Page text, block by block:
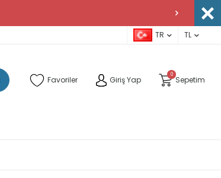
TR TL
Favoriler Giriş Yap
0
Sepetim